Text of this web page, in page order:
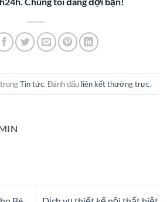
Tin tức. Đánh dấu liên kết thường trực.